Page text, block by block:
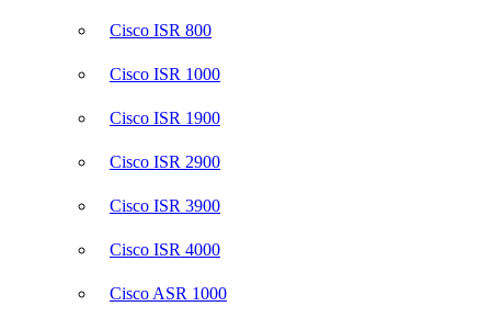
Cisco ISR 800
Cisco ISR 1000
Cisco ISR 1900
Cisco ISR 2900
Cisco ISR 3900
Cisco ISR 4000
Cisco ASR 1000